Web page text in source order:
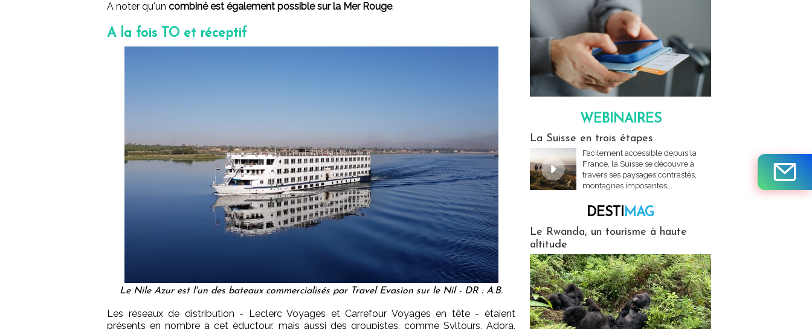
A noter qu'un combiné est également possible sur la Mer Rouge.
A la fois TO et réceptif
Le Nile Azur est l'un des bateaux commercialisés par Travel Evasion sur le Nil - DR : A.B.
Les réseaux de distribution - Leclerc Voyages et Carrefour Voyages en tête - étaient
présents en nombre à cet éductour, mais aussi des groupistes, comme Syltours, Adora,
WEBINAIRES
La Suisse en trois étapes
Facilement accessible depuis la
France, la Suisse se découvre à
travers ses paysages contrastés,
montagnes imposantes,...
DESTIMAG
Le Rwanda, un tourisme à haute
altitude